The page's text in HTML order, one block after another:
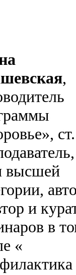
,
ст.
высшей
и
в
«